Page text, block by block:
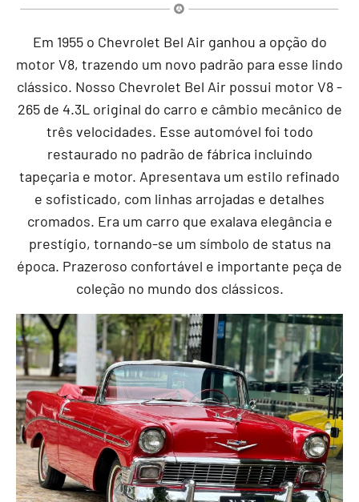
Em 1955 o Chevrolet Bel Air ganhou a opção do
motor V8, trazendo um novo padrão para esse lindo
clássico. Nosso Chevrolet Bel Air possui motor V8 -
265 de 4.3L original do carro e câmbio mecânico de
três velocidades. Esse automóvel foi todo
restaurado no padrão de fábrica incluindo
tapeçaria e motor. Apresentava um estilo refinado
e sofisticado, com linhas arrojadas e detalhes
cromados. Era um carro que exalava elegância e
prestígio, tornando-se um símbolo de status na
época. Prazeroso confortável e importante peça de
coleção no mundo dos clássicos.